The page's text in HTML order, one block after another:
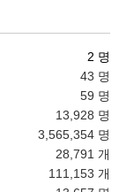
2 명
43 명
59 명
13,928 명
3,565,354 명
28,791 개
111,153 개